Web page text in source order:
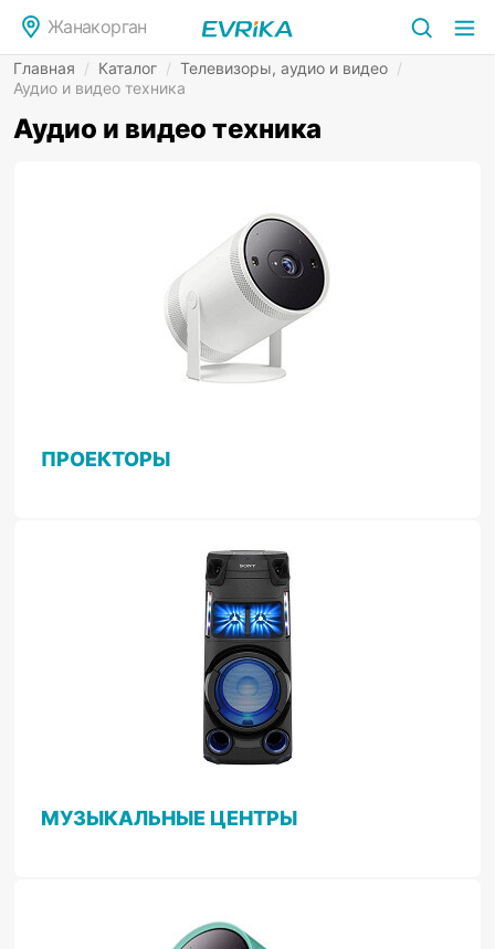
Жанакорган
Главная / Каталог / Телевизоры, аудио и видео /
Аудио и видео техника
Аудио и видео техника
ПРОЕКТОРЫ
МУЗЫКАЛЬНЫЕ ЦЕНТРЫ